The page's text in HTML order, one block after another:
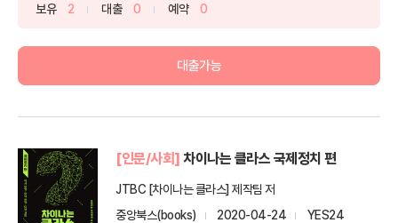
보유 2 대출 0 예약 0
대출가능
[인문/사회] 차이나는 클라스 국제정치 편
JTBC [차이나는 클라스] 제작팀 저
중앙북스(books)
2020-04-24
YES24